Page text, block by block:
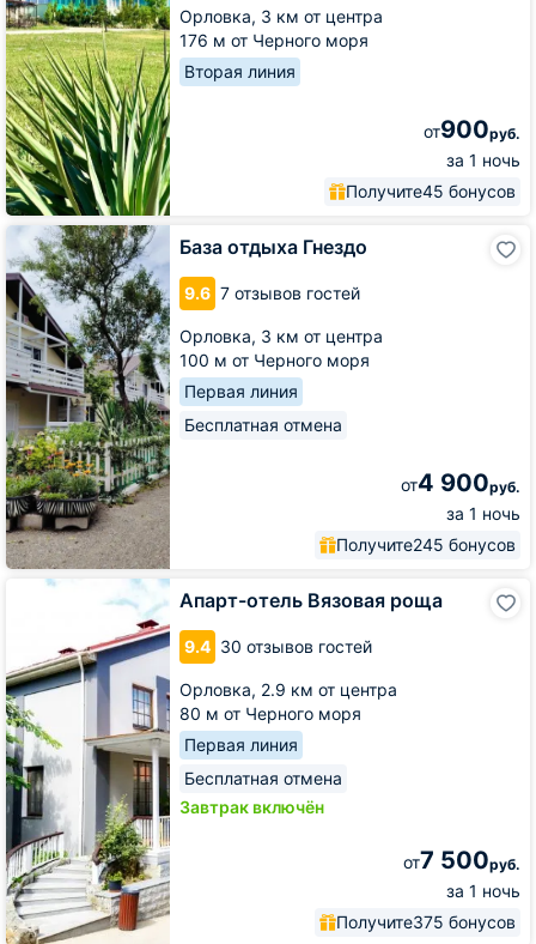
Орловка, 3 км от центра
176 м от Черного моря
Вторая линия
от900руб.
за 1 ночь
Получите45 бонусов
База отдыха Гнездо
9.6 7 отзывов гостей
Орловка, 3 км от центра
100 м от Черного моря
Первая линия
Бесплатная отмена
от4 900руб.
за 1 ночь
Получите245 бонусов
База
отдыха
Гнездо
Апарт-отель Вязовая роща
9.4 30 отзывов гостей
Орловка, 2.9 км от центра
80 м от Черного моря
Первая линия
Бесплатная отмена
Завтрак включён
от7 500руб.
за 1 ночь
Получите375 бонусов
Апарт-